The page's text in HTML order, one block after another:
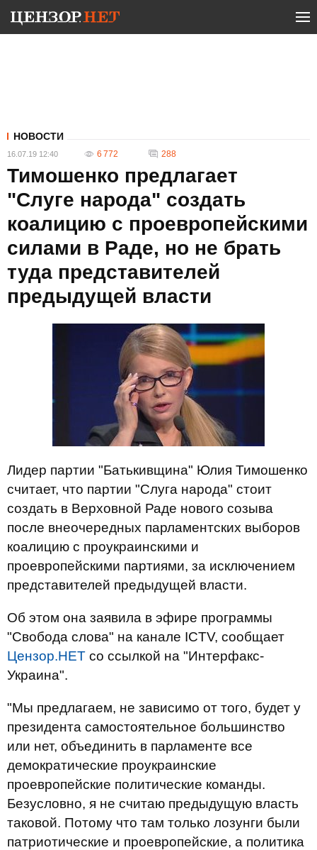
НОВОСТИ
16.07.19 12:40 6 772 288
Тимошенко предлагает
"Слуге народа" создать
коалицию с проевропейскими
силами в Раде, но не брать
туда представителей
предыдущей власти
Лидер партии "Батькивщина" Юлия Тимошенко
считает, что партии "Слуга народа" стоит
создать в Верховной Раде нового созыва
после внеочередных парламентских выборов
коалицию с проукраинскими и
проевропейскими партиями, за исключением
представителей предыдущей власти.
Об этом она заявила в эфире программы
"Свобода слова" на канале ICTV, сообщает
Цензор.НЕТ со ссылкой на "Интерфакс-
Украина".
"Мы предлагаем, не зависимо от того, будет у
президента самостоятельное большинство
или нет, объединить в парламенте все
демократические проукраинские
проевропейские политические команды.
Безусловно, я не считаю предыдущую власть
таковой. Потому что там только лозунги были
патриотические и проевропейские, а политика